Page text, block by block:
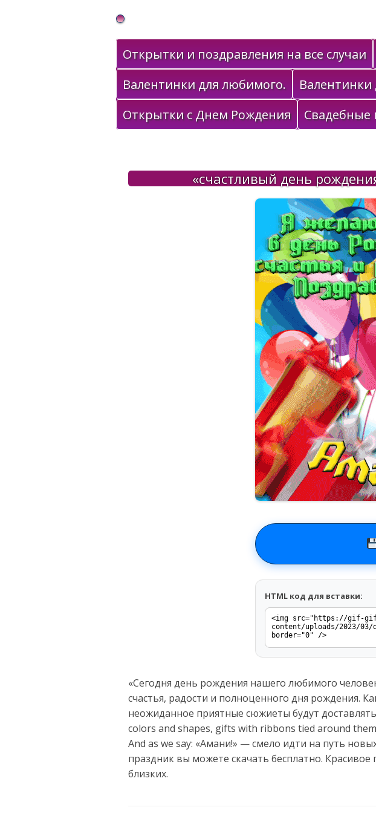
Gif Открытки в подарок
Открытки и поздравления на все случаи
Валентинки для любимого.
Открытки с Днем Рождения
Свадебные
«счастливый день
HTML код для вставки:
«Сегодня день рождения нашего любимого
счастья, радости и полноценного дня рождения.
неожиданное приятные сюжиеты будут
colors and shapes, gifts with ribbons tied around
And as we say: «Амани!» — смело идти на путь
праздник вы можете скачать бесплатно.
близких.